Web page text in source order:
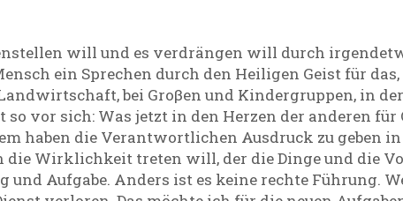
will und es verdrängen will durch
ein Sprechen durch den Heiligen Geist für
bei Groβen und Kindergruppen, in
so vor sich: Was jetzt in den Herzen der anderen
haben die Verantwortlichen Ausdruck zu geben in
die Wirklichkeit treten will, der die Dinge und die
und Aufgabe. Anders ist es keine rechte Führung.